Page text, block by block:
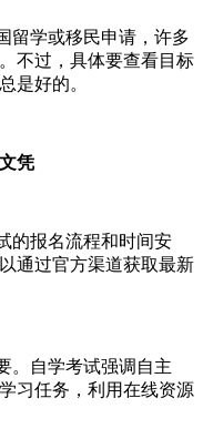
学或移民申请，许多
不过，具体要查看目标
是好的。
凭
报名流程和时间安
通过官方渠道获取最新
自学考试强调自主
习任务，利用在线资源